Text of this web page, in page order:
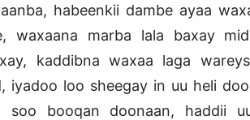
habeenkii dambe ayaa
waxaana marba lala baxay
kaddibna waxaa laga
iyadoo loo sheegay in uu heli
soo booqan doonaan, haddii